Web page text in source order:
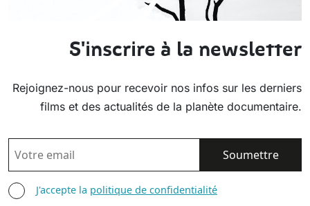
S'inscrire à la newsletter
Rejoignez-nous pour recevoir nos infos sur les derniers
films et des actualités de la planète documentaire.
EMAIL
AGREE TERMS
J'accepte la politique de confidentialité